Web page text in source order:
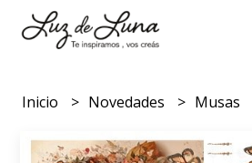
Inicio Novedades Musas